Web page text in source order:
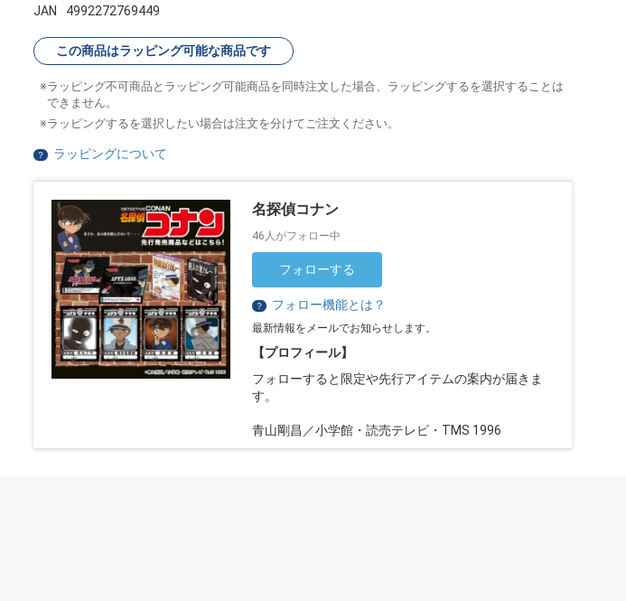
JAN 4992272769449
この商品はラッピング可能な商品です
ラッピング不可商品とラッピング可能商品を同時注文した場合、ラッピングするを選択することは
できません。
ラッピングするを選択したい場合は注文を分けてご注文ください。
？ ラッピングについて
名探偵コナン
46人がフォロー中
フォローする
？ フォロー機能とは？
最新情報をメールでお知らせします。
【プロフィール】
フォローすると限定や先行アイテムの案内が届きま
す。
青山剛昌／小学館・読売テレビ・TMS 1996